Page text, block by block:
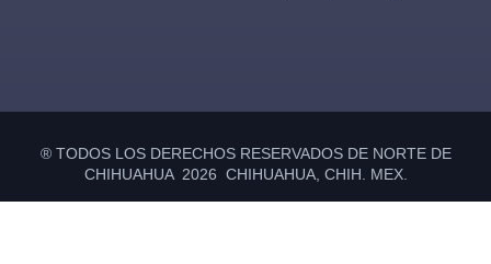
® TODOS LOS DERECHOS RESERVADOS DE NORTE DE
CHIHUAHUA 2026 CHIHUAHUA, CHIH. MEX.